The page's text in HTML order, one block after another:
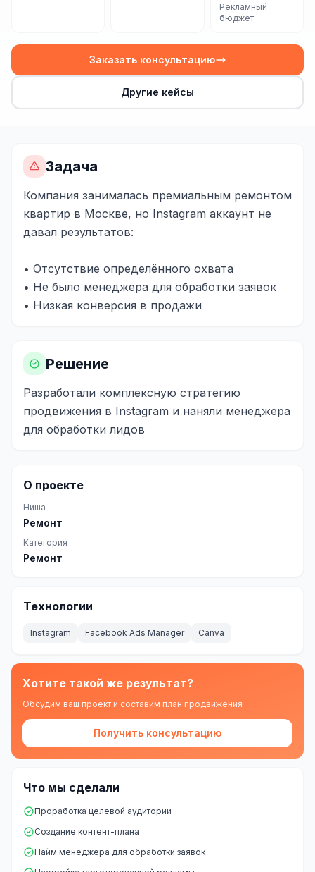
Wildberries реклама
Ozon реклама
ТАРГЕТИРОВАННАЯ РЕКЛАМА
Реклама в Telegram
Реклама в Одноклассниках
ИНТЕРНЕТ-МАГАЗИНЫ
Настройка магазина
Омниканальность
1С интеграция
Платежные системы
Чат-боты
Автоворонки
Бизнес-процессы
SEO-ПРОДВИЖЕНИЕ
SEO-продвижение и раскрутка сайта
Рекламный
бюджет
Заказать консультацию
Другие кейсы
Задача
Компания занималась премиальным ремонтом
квартир в Москве, но Instagram аккаунт не
давал результатов:
• Отсутствие определённого охвата
• Не было менеджера для обработки заявок
• Низкая конверсия в продажи
Решение
Разработали комплексную стратегию
продвижения в Instagram и наняли менеджера
для обработки лидов
О проекте
Ниша
Ремонт
Категория
Ремонт
Технологии
Instagram Facebook Ads Manager Canva
Хотите такой же результат?
Обсудим ваш проект и составим план продвижения
Получить консультацию
Что мы сделали
Проработка целевой аудитории
Создание контент-плана
Найм менеджера для обработки заявок